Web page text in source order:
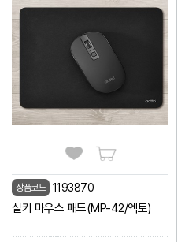
상품코드 1193870
실키 마우스 패드(MP-42/엑토)